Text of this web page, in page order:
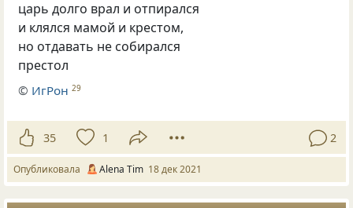
царь долго врал и отпирался
и клялся мамой и крестом,
но отдавать не собирался
престол
© ИгРон 29
35 1 2
Опубликовала Alena Tim 18 дек 2021